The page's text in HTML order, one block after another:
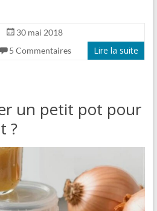
30 mai 2018
5 Commentaires Lire la suite
un petit pot pour
?